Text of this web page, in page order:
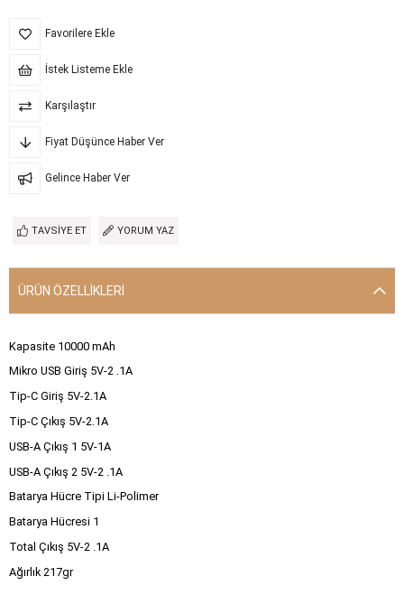
Favorilere Ekle
İstek Listeme Ekle
Karşılaştır
Fiyat Düşünce Haber Ver
Gelince Haber Ver
TAVSIYE ET YORUM YAZ
ÜRÜN ÖZELLIKLERI
Kapasite 10000 mAh
Mikro USB Giriş 5V-2 .1A
Tip-C Giriş 5V-2.1A
Tip-C Çıkış 5V-2.1A
USB-A Çıkış 1 5V-1A
USB-A Çıkış 2 5V-2 .1A
Batarya Hücre Tipi Li-Polimer
Batarya Hücresi 1
Total Çıkış 5V-2 .1A
Ağırlık 217gr